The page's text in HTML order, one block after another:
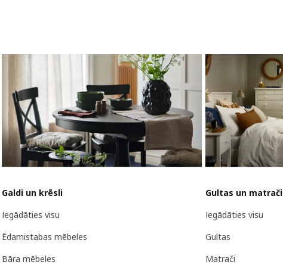
Galdi un krēsli
Iegādāties visu
Ēdamistabas mēbeles
Bāra mēbeles
Gultas un matrači
Iegādāties visu
Gultas
Matrači